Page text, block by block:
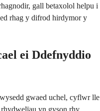
gall betaxolol helpu i
rhag y difrod hirdymor y
ei Ddefnyddio
gwaed uchel, cyflwr lle
yn gyson rhy